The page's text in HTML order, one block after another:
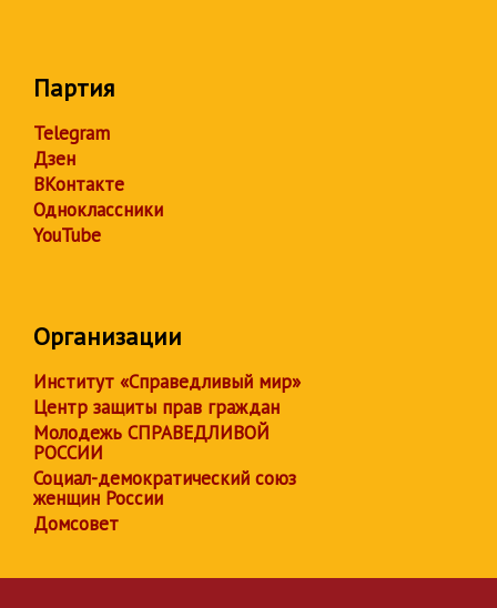
Партия
Telegram
Дзен
ВКонтакте
Одноклассники
YouTube
Организации
Институт «Справедливый мир»
Центр защиты прав граждан
Молодежь СПРАВЕДЛИВОЙ
РОССИИ
Социал-демократический союз
женщин России
Домсовет